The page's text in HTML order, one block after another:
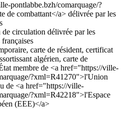
pontlabbe.bzh/comarquage/?
de combattant</a> délivrée par les
circulation délivrée par les
carte de résident, certificat
algérien, carte de
membre de <a href="https://ville-
?xml=R41270">l'Union
de <a href="https://ville-
?xml=R42218">l'Espace
(EEE)</a>